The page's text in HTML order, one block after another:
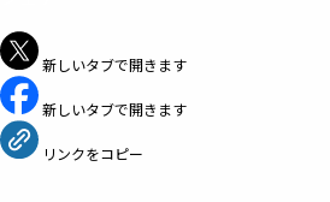
新しいタブで開きます
新しいタブで開きます
リンクをコピー